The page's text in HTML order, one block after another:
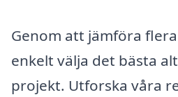
Genom att jämföra
enkelt välja det bästa
projekt. Utforska våra